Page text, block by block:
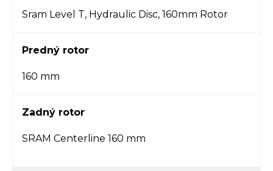
Sram Level T, Hydraulic Disc, 160mm Rotor
Predný rotor
160 mm
Zadný rotor
SRAM Centerline 160 mm